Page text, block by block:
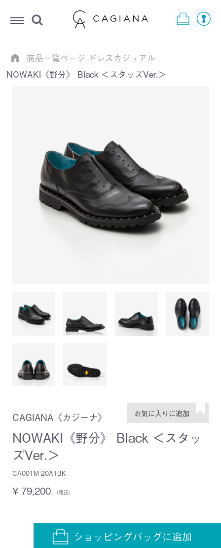
Menu
商品一覧ページ ドレスカジュアル
NOWAKI《野分》 Black ＜スタッズVer.＞
CAGIANA《カジーナ》
NOWAKI《野分》 Black ＜スタッ
ズVer.＞
CA001M-20A1BK
¥ 79,200 （税込）
ショッピングバッグに追加